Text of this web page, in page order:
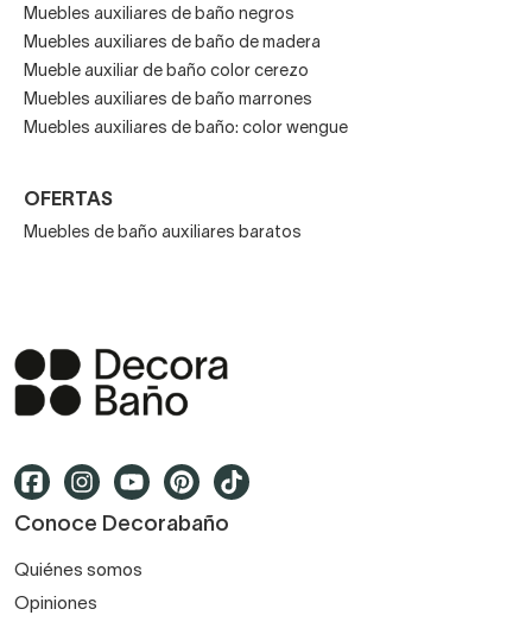
y precio competitivo.
decoración de tu baño.
Muebles auxiliares de baño negros
Muebles auxiliares de baño de madera
Mueble auxiliar de baño color cerezo
Muebles auxiliares de baño marrones
Muebles auxiliares de baño: color wengue
OFERTAS
Muebles de baño auxiliares baratos
Conoce Decorabaño
Quiénes somos
Opiniones